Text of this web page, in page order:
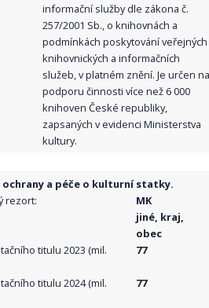
informační služby dle zákona č.
257/2001 Sb., o knihovnách a
podmínkách poskytování veřejných
knihovnických a informačních
služeb, v platném znění. Je určen na
podporu činnosti více než 6 000
knihoven České republiky,
zapsaných v evidenci Ministerstva
kultury.
ochrany a péče o kulturní statky.
rezort:
MK
jiné, kraj,
obec
titulu 2023 (mil.
77
titulu 2024 (mil.
77